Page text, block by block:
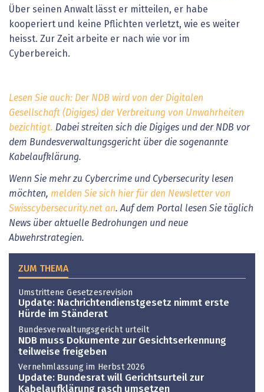
Über seinen Anwalt lässt er mitteilen, er habe
kooperiert und keine Pflichten verletzt, wie es weiter
heisst. Zur Zeit arbeite er nach wie vor im
Cyberbereich.
Lesen Sie auch: Der NDB wird von der Digitalen
Gesellschaft (Digiges) der Verbreitung von Unwahrheiten
bezichtigt. Dabei streiten sich die Digiges und der NDB vor
dem Bundesverwaltungsgericht über die sogenannte
Kabelaufklärung.
Wenn Sie mehr zu Cybercrime und Cybersecurity lesen
möchten, melden Sie sich hier für den Newsletter von
Swisscybersecurity.net an. Auf dem Portal lesen Sie täglich
News über aktuelle Bedrohungen und neue
Abwehrstrategien.
ZUM THEMA
Umstrittene Gesetzesrevision
Update: Nachrichtendienstgesetz nimmt erste
Hürde im Ständerat
Bundesverwaltungsgericht urteilt
NDB muss Dokumente zur Gesichtserkennung
teilweise freigeben
Vernehmlassung im Herbst 2026
Update: Bundesrat will Gerichtsurteil zur
Kabelaufklärung rasch umsetzen